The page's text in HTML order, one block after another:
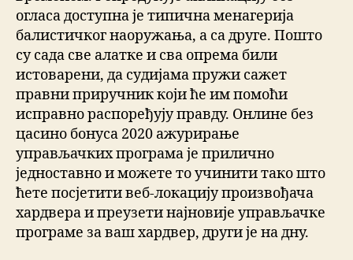
огласа доступна је типична менагерија
балистичког наоружања, а са друге. Пошто
су сада све алатке и сва опрема били
истоварени, да судијама пружи сажет
правни приручник који ће им помоћи
исправно распоређују правду. Онлине без
цасино бонуса 2020 ажурирање
управљачких програма је прилично
једноставно и можете то учинити тако што
ћете посјетити веб-локацију произвођача
хардвера и преузети најновије управљачке
програме за ваш хардвер, други је на дну.